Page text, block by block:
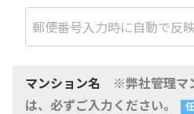
マンション名 ※弊社管理マ
は、必ずご入力ください。